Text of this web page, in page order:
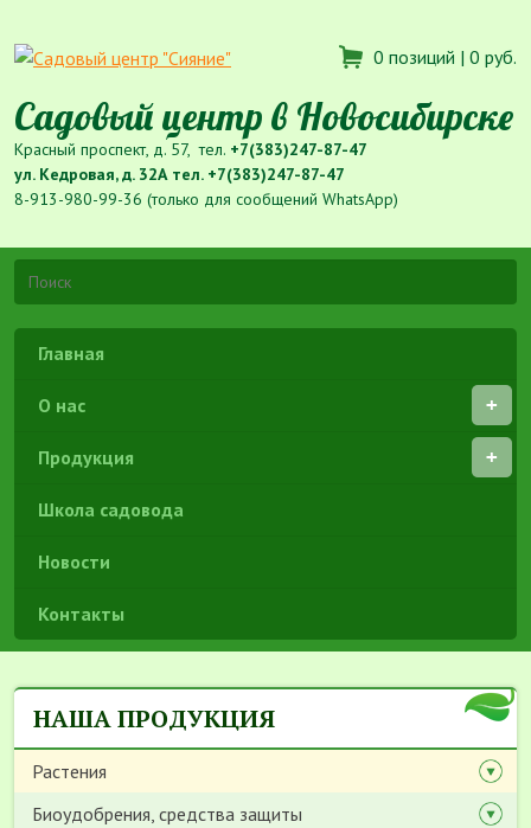
0 позиций | 0 руб.
Садовый центр в Новосибирске
Красный проспект, д. 57, тел. +7(383)247-87-47
ул. Кедровая, д. 32А тел. +7(383)247-87-47
8-913-980-99-36 (только для сообщений WhatsApp)
Главная
О нас
Продукция
Школа садовода
Новости
Контакты
НАША ПРОДУКЦИЯ
Растения
Биоудобрения, средства защиты